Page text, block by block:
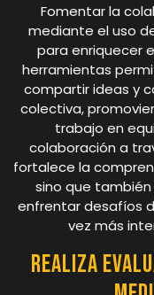
Fomentar la
mediante el uso
para enriquecer
herramientas
compartir ideas y
colectiva,
trabajo en
colaboración a
fortalece la
sino que
enfrentar desafíos
vez más
Realiza